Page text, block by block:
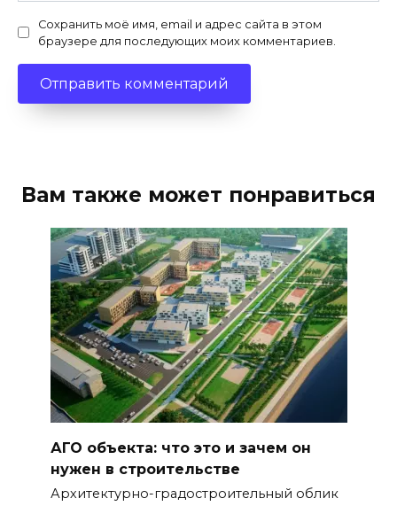
Сохранить моё имя, email и адрес сайта в этом
браузере для последующих моих комментариев.
Вам также может понравиться
АГО объекта: что это и зачем он
нужен в строительстве
Архитектурно-градостроительный облик